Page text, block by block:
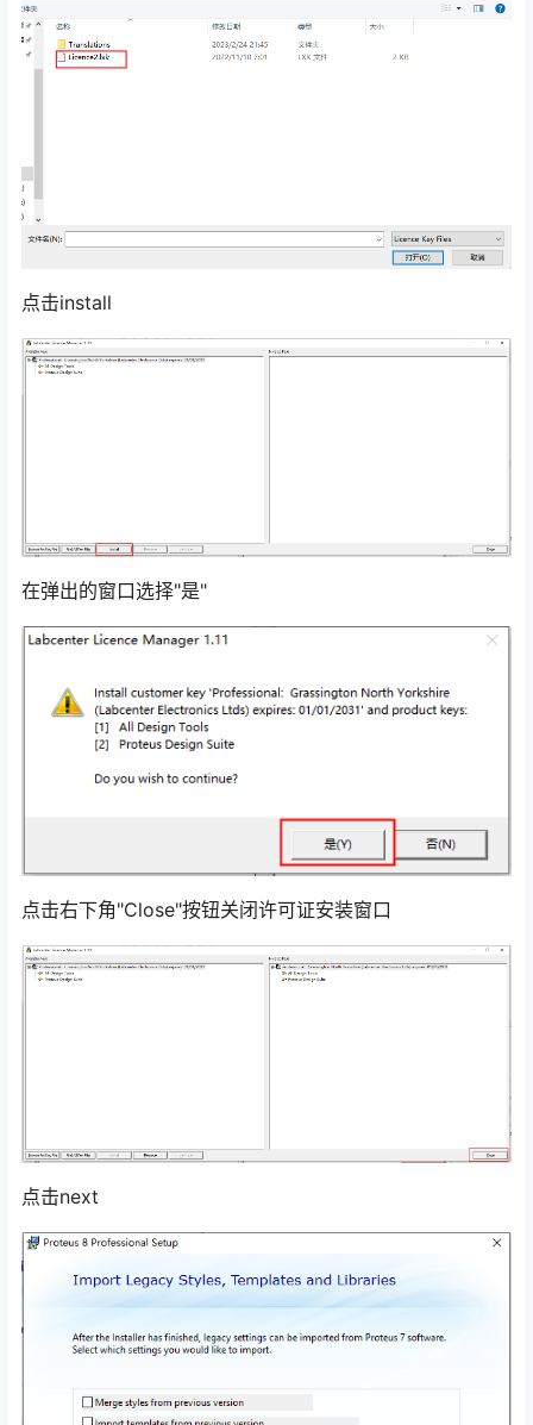
点击install
在弹出的窗口选择"是"
点击右下角"Close"按钮关闭许可证安装窗口
点击next